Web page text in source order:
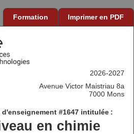
Formation Imprimer en PDF
2026-2027
Avenue Victor Maistriau 8a
7000 Mons
#1647 intitulée :
en chimie